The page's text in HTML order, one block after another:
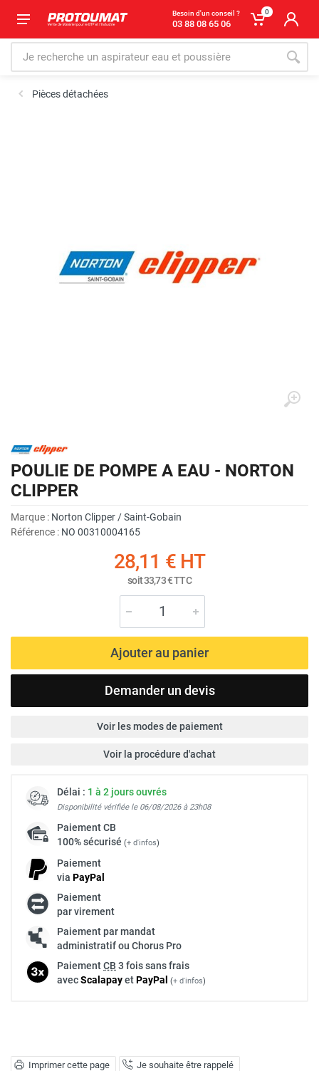
Besoin d'un conseil ?
03 88 08 65 06
0
Pièces détachées
Imprimer cette page Je souhaite être rappelé
POULIE DE POMPE A EAU - NORTON
CLIPPER
Marque : Norton Clipper / Saint-Gobain
Référence : NO 00310004165
28,11 €HT
soit33,73 €TTC
Ajouter au panier
Demander un devis
Voir les modes de paiement
Voir la procédure d'achat
Délai : 1 à 2 jours ouvrés
Disponibilité vérifiée le 06/08/2026 à 23h08
PaiementCB
100% sécurisé (+ d'infos)
Paiement
via PayPal
Paiement
par virement
Paiement par mandat
administratif ou Chorus Pro
PaiementCB 3 fois sans frais
avecScalapayetPayPal (+ d'infos)